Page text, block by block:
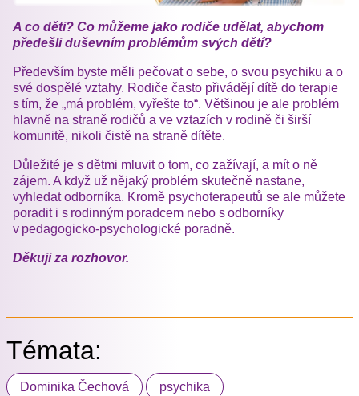
A co děti? Co můžeme jako rodiče udělat, abychom
předešli duševním problémům svých dětí?
Především byste měli pečovat o sebe, o svou psychiku a o
své dospělé vztahy. Rodiče často přivádějí dítě do terapie
s tím, že „má problém, vyřešte to“. Většinou je ale problém
hlavně na straně rodičů a ve vztazích v rodině či širší
komunitě, nikoli čistě na straně dítěte.
Důležité je s dětmi mluvit o tom, co zažívají, a mít o ně
zájem. A když už nějaký problém skutečně nastane,
vyhledat odborníka. Kromě psychoterapeutů se ale můžete
poradit i s rodinným poradcem nebo s odborníky
v pedagogicko-psychologické poradně.
Děkuji za rozhovor.
Témata:
Dominika Čechová psychika